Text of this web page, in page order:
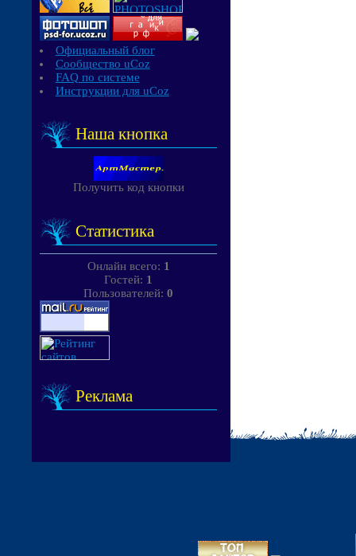
Официальный блог
Сообщество uCoz
FAQ по системе
Инструкции для uCoz
Наша кнопка
Получить код кнопки
Статистика
Онлайн всего: 1
Гостей: 1
Пользователей: 0
Реклама